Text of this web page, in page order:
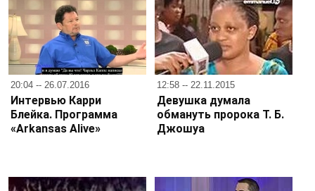
20:04 -- 26.07.2016
Интервью Карри
Блейка. Программа
«Arkansas Alive»
12:58 -- 22.11.2015
Девушка думала
обмануть пророка Т. Б.
Джошуа